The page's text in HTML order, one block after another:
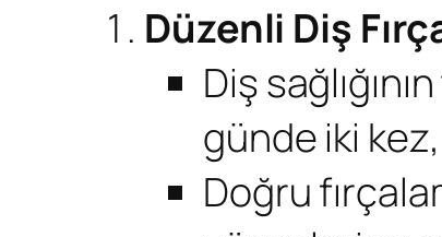
Düzenli Diş
Diş
günde iki
Doğru